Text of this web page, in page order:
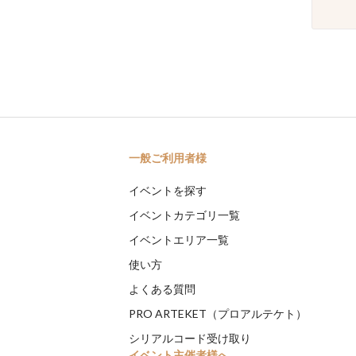
一般ご利用者様
イベントを探す
イベントカテゴリ一覧
イベントエリア一覧
使い方
よくある質問
PRO ARTEKET（プロアルテケト）
シリアルコード受け取り